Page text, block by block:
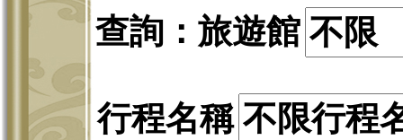
查詢：旅遊館
行程名稱